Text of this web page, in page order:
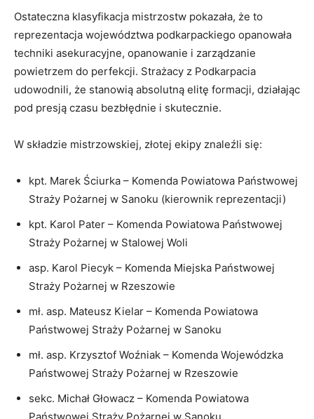
reprezentacja województwa podkarpackiego opanowała
techniki asekuracyjne, opanowanie i zarządzanie
powietrzem do perfekcji. Strażacy z Podkarpacia
udowodnili, że stanowią absolutną elitę formacji, działając
pod presją czasu bezbłędnie i skutecznie.
Straży Pożarnej w Sanoku (kierownik reprezentacji)
kpt. Karol Pater – Komenda Powiatowa Państwowej
Straży Pożarnej w Stalowej Woli
asp. Karol Piecyk – Komenda Miejska Państwowej
Straży Pożarnej w Rzeszowie
mł. asp. Mateusz Kielar – Komenda Powiatowa
Państwowej Straży Pożarnej w Sanoku
mł. asp. Krzysztof Woźniak – Komenda Wojewódzka
Państwowej Straży Pożarnej w Rzeszowie
sekc. Michał Głowacz – Komenda Powiatowa
Państwowej Straży Pożarnej w Sanoku.